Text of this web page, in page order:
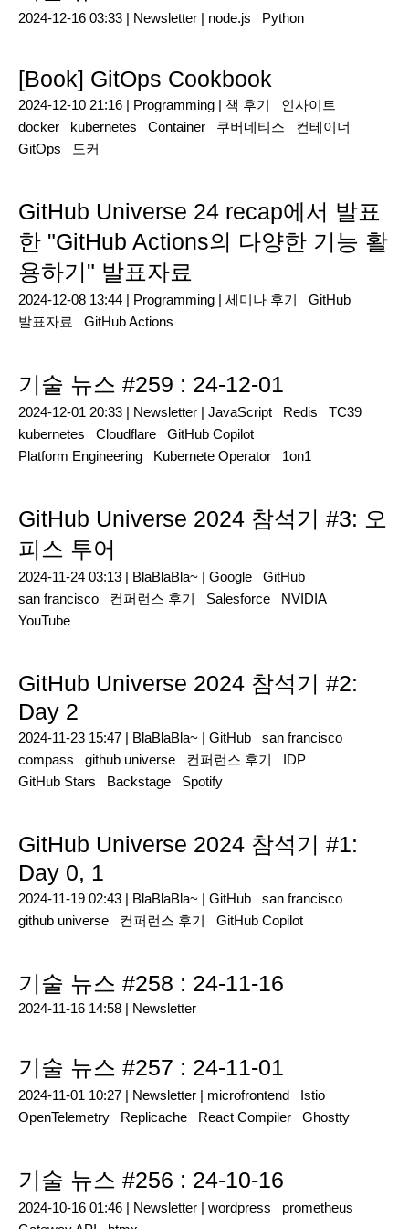
2024-12-16 03:33 | Newsletter | node.js Python
[Book] GitOps Cookbook
2024-12-10 21:16 | Programming | 책 후기
인사이트
docker
kubernetes Container 쿠버네티스
컨테이너
GitOps
도커
GitHub Universe 24 recap에서 발표
한 "GitHub Actions의 다양한 기능 활
용하기" 발표자료
2024-12-08 13:44 | Programming | 세미나 후기
GitHub
발표자료
GitHub Actions
기술 뉴스 #259 : 24-12-01
2024-12-01 20:33 | Newsletter | JavaScript Redis
TC39
kubernetes
Cloudflare
GitHub Copilot
Platform Engineering
Kubernete Operator 1on1
GitHub Universe 2024 참석기 #3: 오
피스 투어
2024-11-24 03:13 | BlaBlaBla~ | Google
GitHub
san francisco
컨퍼런스 후기 Salesforce
NVIDIA
YouTube
GitHub Universe 2024 참석기 #2:
Day 2
2024-11-23 15:47 | BlaBlaBla~ | GitHub
san francisco
compass
github universe 컨퍼런스 후기
IDP
GitHub Stars
Backstage Spotify
GitHub Universe 2024 참석기 #1:
Day 0, 1
2024-11-19 02:43 | BlaBlaBla~ | GitHub
san francisco
github universe
컨퍼런스 후기 GitHub Copilot
기술 뉴스 #258 : 24-11-16
2024-11-16 14:58 | Newsletter
기술 뉴스 #257 : 24-11-01
2024-11-01 10:27 | Newsletter | microfrontend
Istio
OpenTelemetry
Replicache React Compiler Ghostty
기술 뉴스 #256 : 24-10-16
2024-10-16 01:46 | Newsletter | wordpress
prometheus